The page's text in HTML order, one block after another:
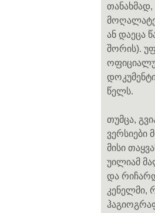
ან დაეცა
შორის).
წელს.
თუმცა,
ვერსიები
მისი
უილიამ
და
კენელმი,